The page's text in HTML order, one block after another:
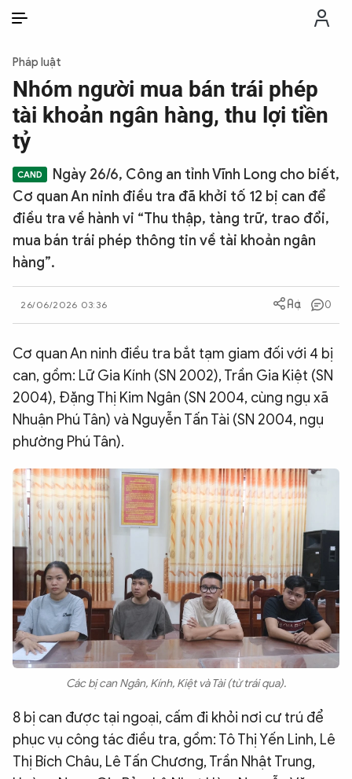
THỜI SỰ
CHỐNG DIỄN BIẾN HÒA BÌNH
CÔNG AN TRONG LÒNG DÂN
XÃ HỘI
PHÁP LUẬT
CÔNG NGHỆ
QUỐC TẾ
VĂN HÓA - THỂ THAO
BẠN ĐỌC & CAND
ĐA PHƯƠNG TIỆN
eMagazine
Podcast
Video Ảnh
Infographic
Chuyên trangAn ninh thế giớiVăn nghệ Công an
Chuyên đề
Pháp luật
Nhóm người mua bán trái phép
tài khoản ngân hàng, thu lợi tiền
tỷ
Ngày 26/6, Công an tỉnh Vĩnh Long cho biết,
Cơ quan An ninh điều tra đã khởi tố 12 bị can để
điều tra về hành vi “Thu thập, tàng trữ, trao đổi,
mua bán trái phép thông tin về tài khoản ngân
hàng”.
26/06/2026 03:36 0
Cơ quan An ninh điều tra bắt tạm giam đối với 4 bị
can, gồm: Lữ Gia Kính (SN 2002), Trần Gia Kiệt (SN
2004), Đặng Thị Kim Ngân (SN 2004, cùng ngụ xã
Nhuận Phú Tân) và Nguyễn Tấn Tài (SN 2004, ngụ
phường Phú Tân).
Các bị can Ngân, Kính, Kiệt và Tài (từ trái qua).
8 bị can được tại ngoại, cấm đi khỏi nơi cư trú để
phục vụ công tác điều tra, gồm: Tô Thị Yến Linh, Lê
Thị Bích Châu, Lê Tấn Chương, Trần Nhật Trung,